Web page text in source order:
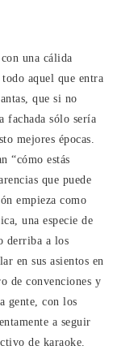
una cálida
aquel que entra
que si no
fachada sólo sería
mejores épocas.
“cómo estás
que puede
empieza como
una especie de
derriba a los
en sus asientos en
de convenciones y
gente, con los
a seguir
de karaoke.